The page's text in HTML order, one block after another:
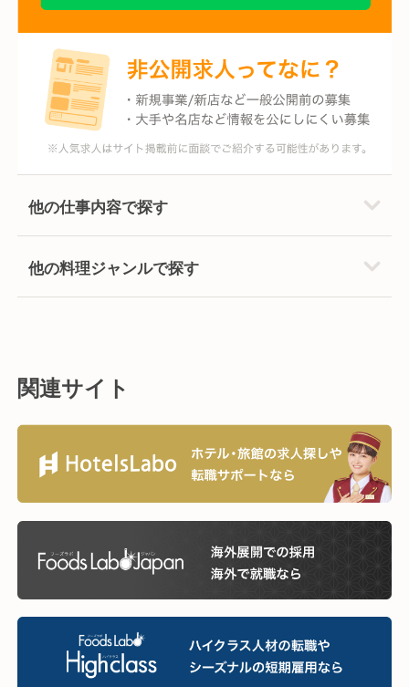
他の仕事内容で探す
他の料理ジャンルで探す
関連サイト